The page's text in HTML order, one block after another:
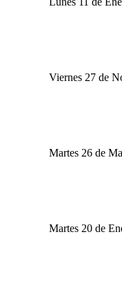
Viernes 27 de
Martes 26 de
Martes 20 de